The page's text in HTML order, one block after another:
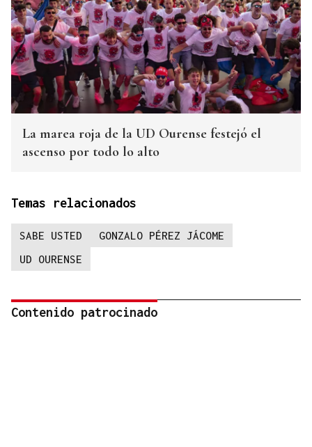
La marea roja de la UD Ourense festejó el
ascenso por todo lo alto
Temas relacionados
SABE USTED
GONZALO PÉREZ JÁCOME
UD OURENSE
Contenido patrocinado